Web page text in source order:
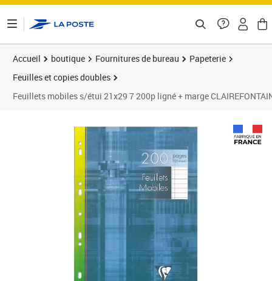
Accueil boutique Fournitures de bureau
Papeterie
Feuilles et copies doubles
Feuillets mobiles s/étui 21x29 7 200p ligné + marge